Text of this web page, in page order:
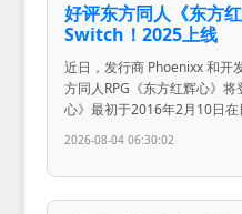
好评东方同人《东方
Switch！2025上线
近日，发行商 Phoenixx 和开
方同人RPG《东方红辉心》
心》最初于2016年2月10日
2026-08-04 06:30:02